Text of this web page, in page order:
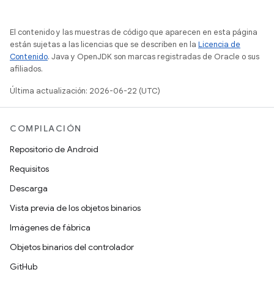
El contenido y las muestras de código que aparecen en esta página
están sujetas a las licencias que se describen en la Licencia de
Contenido. Java y OpenJDK son marcas registradas de Oracle o sus
afiliados.
Última actualización: 2026-06-22 (UTC)
COMPILACIÓN
Repositorio de Android
Requisitos
Descarga
Vista previa de los objetos binarios
Imágenes de fábrica
Objetos binarios del controlador
GitHub